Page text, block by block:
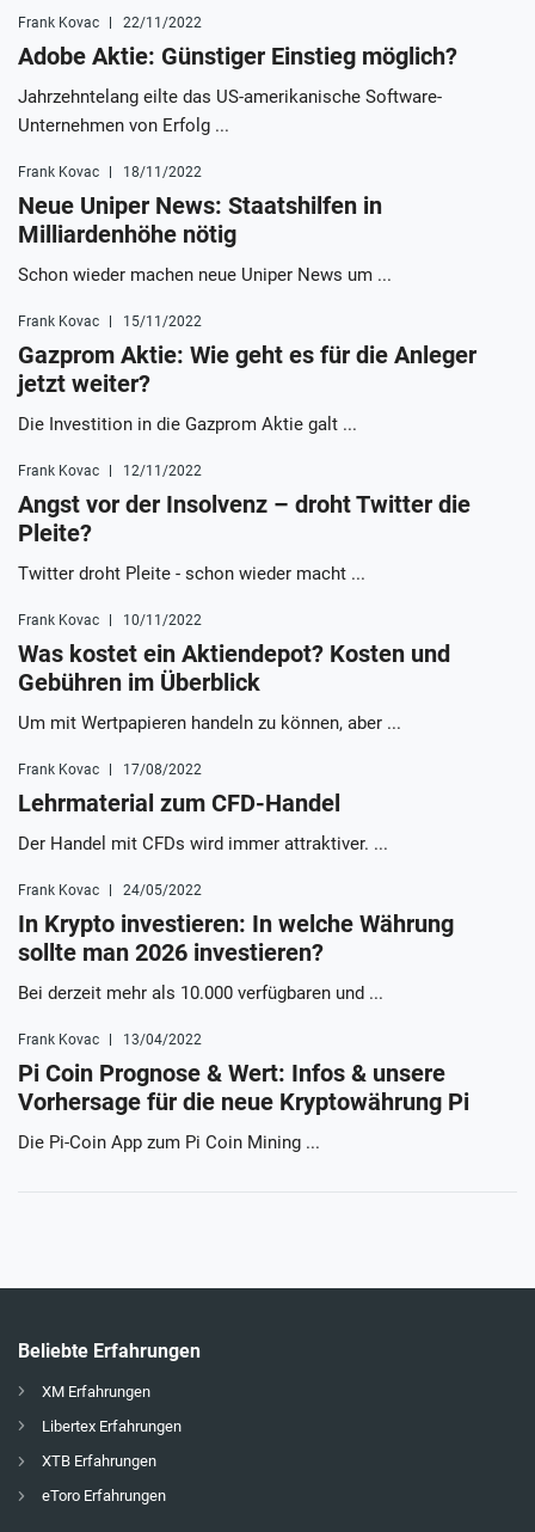
Frank Kovac 22/11/2022
Adobe Aktie: Günstiger Einstieg möglich?
Jahrzehntelang eilte das US-amerikanische Software-
Unternehmen von Erfolg ...
Frank Kovac 18/11/2022
Neue Uniper News: Staatshilfen in
Milliardenhöhe nötig
Schon wieder machen neue Uniper News um ...
Frank Kovac 15/11/2022
Gazprom Aktie: Wie geht es für die Anleger
jetzt weiter?
Die Investition in die Gazprom Aktie galt ...
Frank Kovac 12/11/2022
Angst vor der Insolvenz – droht Twitter die
Pleite?
Twitter droht Pleite - schon wieder macht ...
Frank Kovac 10/11/2022
Was kostet ein Aktiendepot? Kosten und
Gebühren im Überblick
Um mit Wertpapieren handeln zu können, aber ...
Frank Kovac 17/08/2022
Lehrmaterial zum CFD-Handel
Der Handel mit CFDs wird immer attraktiver. ...
Frank Kovac 24/05/2022
In Krypto investieren: In welche Währung
sollte man 2026 investieren?
Bei derzeit mehr als 10.000 verfügbaren und ...
Frank Kovac 13/04/2022
Pi Coin Prognose & Wert: Infos & unsere
Vorhersage für die neue Kryptowährung Pi
Die Pi-Coin App zum Pi Coin Mining ...
Beliebte Erfahrungen
XM Erfahrungen
Libertex Erfahrungen
XTB Erfahrungen
eToro Erfahrungen